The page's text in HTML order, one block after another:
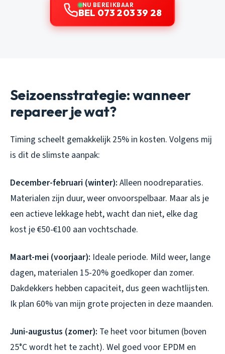
NU BEREIKBAAR
BEL 073 203 39 28
Seizoensstrategie: wanneer
repareer je wat?
Timing scheelt gemakkelijk 25% in kosten. Volgens mij
is dit de slimste aanpak:
December-februari (winter): Alleen noodreparaties.
Materialen zijn duur, weer onvoorspelbaar. Maar als je
een actieve lekkage hebt, wacht dan niet, elke dag
kost je €50-€100 aan vochtschade.
Maart-mei (voorjaar): Ideale periode. Mild weer, lange
dagen, materialen 15-20% goedkoper dan zomer.
Dakdekkers hebben capaciteit, dus geen wachtlijsten.
Ik plan 60% van mijn grote projecten in deze maanden.
Juni-augustus (zomer): Te heet voor bitumen (boven
25°C wordt het te zacht). Wel goed voor EPDM en